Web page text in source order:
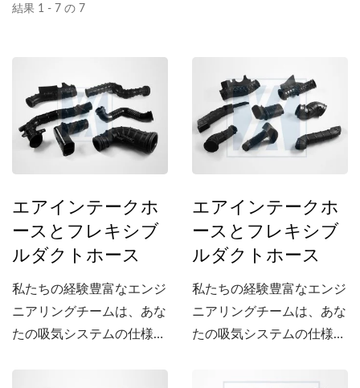
結果 1 - 7 の 7
エアインテークホ
ースとフレキシブ
ルダクトホース
私たちの経験豊富なエンジ
ニアリングチームは、あな
たの吸気システムの仕様に
エアインテークホ
ースとフレキシブ
ルダクトホース
私たちの経験豊富なエンジ
ニアリングチームは、あな
たの吸気システムの仕様に
きます。